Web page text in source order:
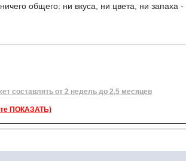
общего: ни вкуса, ни цвета, ни запаха
составлять от 2 недель до 2,5 месяцев
ПОКАЗАТЬ)